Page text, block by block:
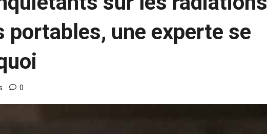
portables, une experte se
0